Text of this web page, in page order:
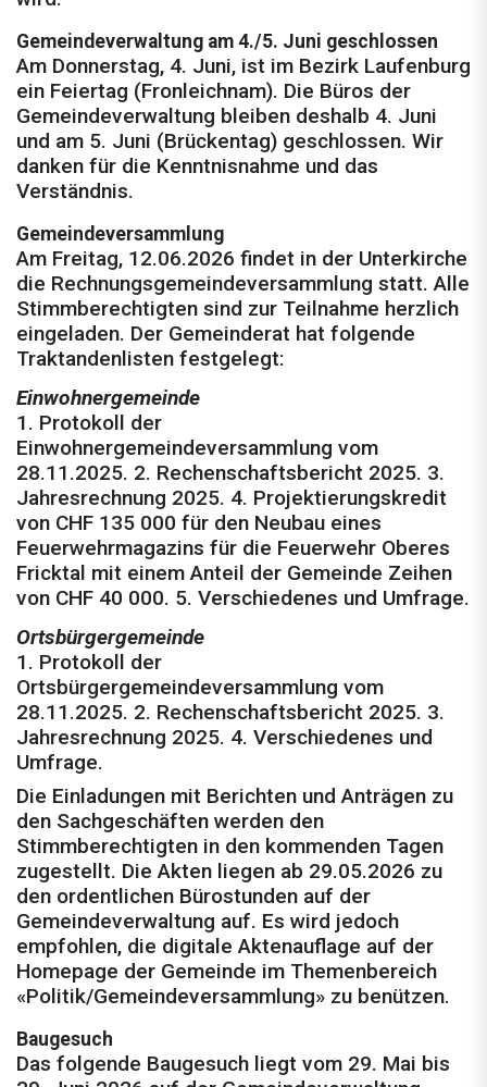
Gemeindeverwaltung am 4./5. Juni geschlossen
Am Donnerstag, 4. Juni, ist im Bezirk Laufenburg
ein Feiertag (Fronleichnam). Die Büros der
Gemeindeverwaltung bleiben deshalb 4. Juni
und am 5. Juni (Brückentag) geschlossen. Wir
danken für die Kenntnisnahme und das
Verständnis.
Gemeindeversammlung
Am Freitag, 12.06.2026 findet in der Unterkirche
die Rechnungsgemeindeversammlung statt. Alle
Stimmberechtigten sind zur Teilnahme herzlich
eingeladen. Der Gemeinderat hat folgende
Traktandenlisten festgelegt:
Einwohnergemeinde
1. Protokoll der
Einwohnergemeindeversammlung vom
28.11.2025. 2. Rechenschaftsbericht 2025. 3.
Jahresrechnung 2025. 4. Projektierungskredit
von CHF 135 000 für den Neubau eines
Feuerwehrmagazins für die Feuerwehr Oberes
Fricktal mit einem Anteil der Gemeinde Zeihen
von CHF 40 000. 5. Verschiedenes und Umfrage.
Ortsbürgergemeinde
1. Protokoll der
Ortsbürgergemeindeversammlung vom
28.11.2025. 2. Rechenschaftsbericht 2025. 3.
Jahresrechnung 2025. 4. Verschiedenes und
Umfrage.
Die Einladungen mit Berichten und Anträgen zu
den Sachgeschäften werden den
Stimmberechtigten in den kommenden Tagen
zugestellt. Die Akten liegen ab 29.05.2026 zu
den ordentlichen Bürostunden auf der
Gemeindeverwaltung auf. Es wird jedoch
empfohlen, die digitale Aktenauflage auf der
Homepage der Gemeinde im Themenbereich
«Politik/Gemeindeversammlung» zu benützen.
Baugesuch
Das folgende Baugesuch liegt vom 29. Mai bis